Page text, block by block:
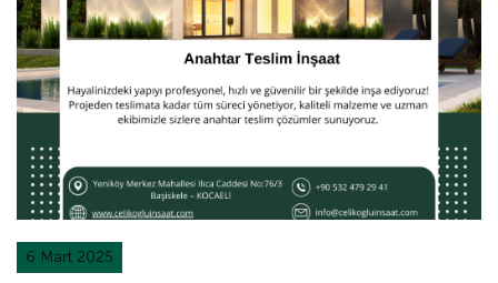
6 Mart 2025